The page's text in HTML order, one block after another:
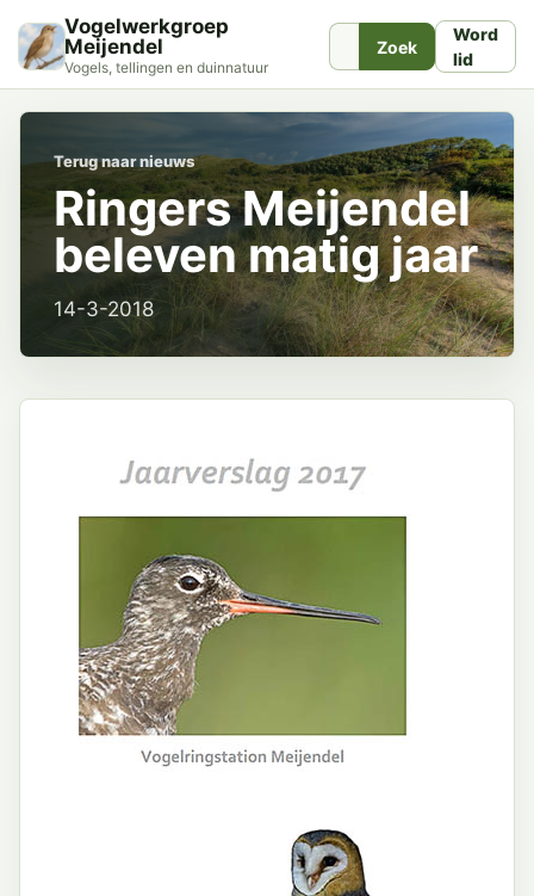
Vogelwerkgroep
Meijendel
Vogels, tellingen en duinnatuur
Zoek
Word
lid
Terug naar nieuws
Ringers Meijendel
beleven matig jaar
14-3-2018